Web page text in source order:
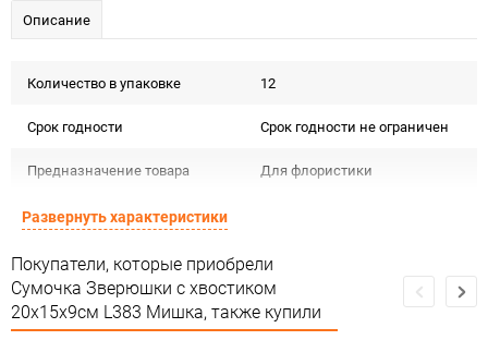
Описание
Количество в упаковке 12
Срок годности Срок годности не ограничен
Предназначение товара Для флористики
Сертификация
Особые условия Особых условий не требует
Минимальное количество 12
Развернуть характеристики
Покупатели, которые приобрели
Сумочка Зверюшки с хвостиком
20х15х9см L383 Мишка, также купили